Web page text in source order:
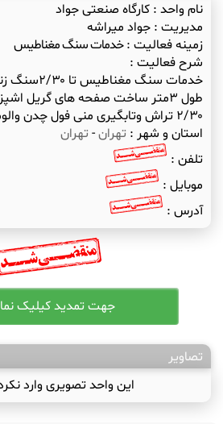
نام واحد :کارگاه صنعتی جواد
مدیریت :جواد میراشه
زمینه فعالیت :خدمات سنگ مغناطیس
شرح فعالیت :
خدمات سنگ
طول ۳متر ساخت صفحه های گریل
۲/۳۰ تراش وتابگیری منی فول چدن والومنیوم
استان و شهر : تهران- تهران
تلفن :
موبایل :
آدرس :
تصاویر
این واحد تصویری وارد